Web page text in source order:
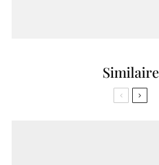
Similaire